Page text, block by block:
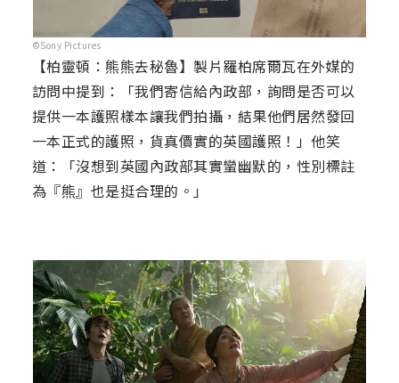
©Sony Pictures
【柏靈頓：熊熊去秘魯】製片羅柏席爾瓦在外媒的
訪問中提到：「我們寄信給內政部，詢問是否可以
提供一本護照樣本讓我們拍攝，結果他們居然發回
一本正式的護照，貨真價實的英國護照！」他笑
道：「沒想到英國內政部其實蠻幽默的，性別標註
為『熊』也是挺合理的。」